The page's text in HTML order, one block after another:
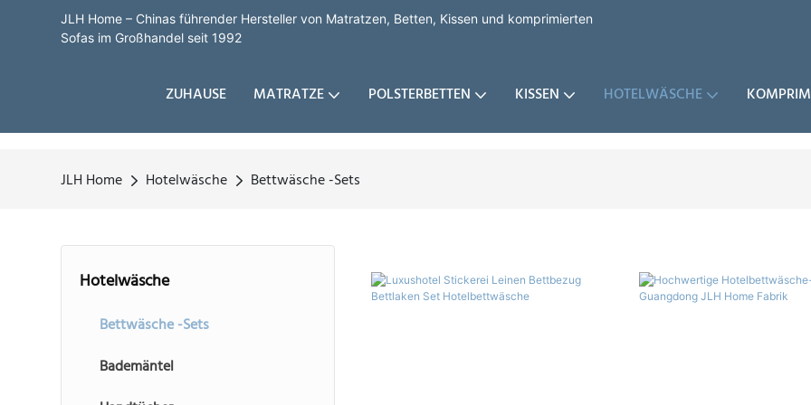
JLH Home – Chinas führender Hersteller von Matratzen, Betten, Kissen und komprimierten
Sofas im Großhandel seit 1992
ZUHAUSE MATRATZE POLSTERBETTEN KISSEN HOTELWÄSCHE
JLH Home Hotelwäsche Bettwäsche -Sets
Hotelwäsche
Bettwäsche -Sets
Bademäntel